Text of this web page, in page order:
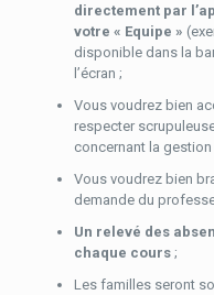
directement par
votre « Equipe »
disponible dans la
l’écran ;
Vous voudrez bien
respecter
concernant la
Vous voudrez bien
demande du
Un relevé des
chaque cours;
Les familles seront